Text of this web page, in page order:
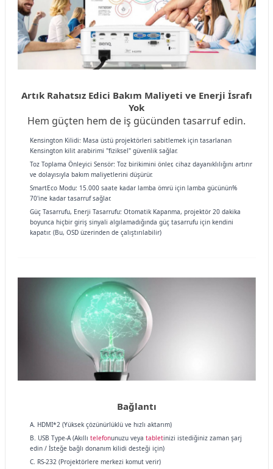
Artık Rahatsız Edici Bakım Maliyeti ve Enerji İsrafı
Yok
Hem güçten hem de iş gücünden tasarruf edin.
Kensington Kilidi: Masa üstü projektörleri sabitlemek için tasarlanan
Kensington kilit arabirimi "fiziksel" güvenlik sağlar.
Toz Toplama Önleyici Sensör: Toz birikimini önler, cihaz dayanıklılığını artırır
ve dolayısıyla bakım maliyetlerini düşürür.
SmartEco Modu: 15.000 saate kadar lamba ömrü için lamba gücünün%
70'ine kadar tasarruf sağlar.
Güç Tasarrufu, Enerji Tasarrufu: Otomatik Kapanma, projektör 20 dakika
boyunca hiçbir giriş sinyali algılamadığında güç tasarrufu için kendini
kapatır. (Bu, OSD üzerinden de çalıştırılabilir)
Bağlantı
A. HDMI*2 (Yüksek çözünürlüklü ve hızlı aktarım)
B. USB Type-A (Akıllı telefonunuzu veya tabletinizi istediğiniz zaman şarj
edin / İsteğe bağlı donanım kilidi desteği için)
C. RS-232 (Projektörlere merkezi komut verir)